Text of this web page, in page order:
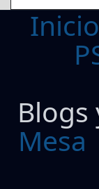
Inicio
Blogs
Mesa